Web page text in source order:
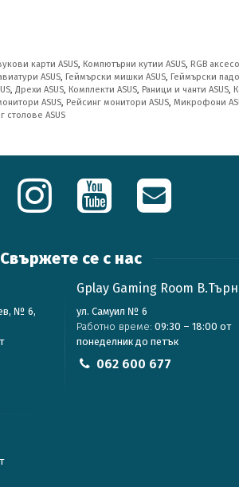
карти ASUS, Компютърни кутии ASUS, RGB
ASUS, Геймърски мишки ASUS, Геймърски
, Дрехи ASUS, Комплекти ASUS, Раници и чанти ASUS,
ASUS, Рейсинг монитори ASUS, Микрофони
столове ASUS
Свържете се с нас
№ 6,
Gplay Gaming Room
ул. Самуил № 6
Работно време: 09:30 – 18:00 от
понеделник до петък
062 600 677